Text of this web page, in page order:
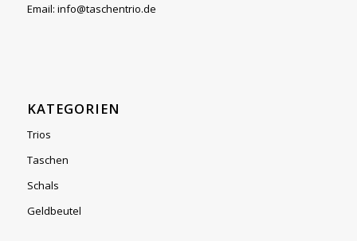
Email: info@taschentrio.de
KATEGORIEN
Trios
Taschen
Schals
Geldbeutel